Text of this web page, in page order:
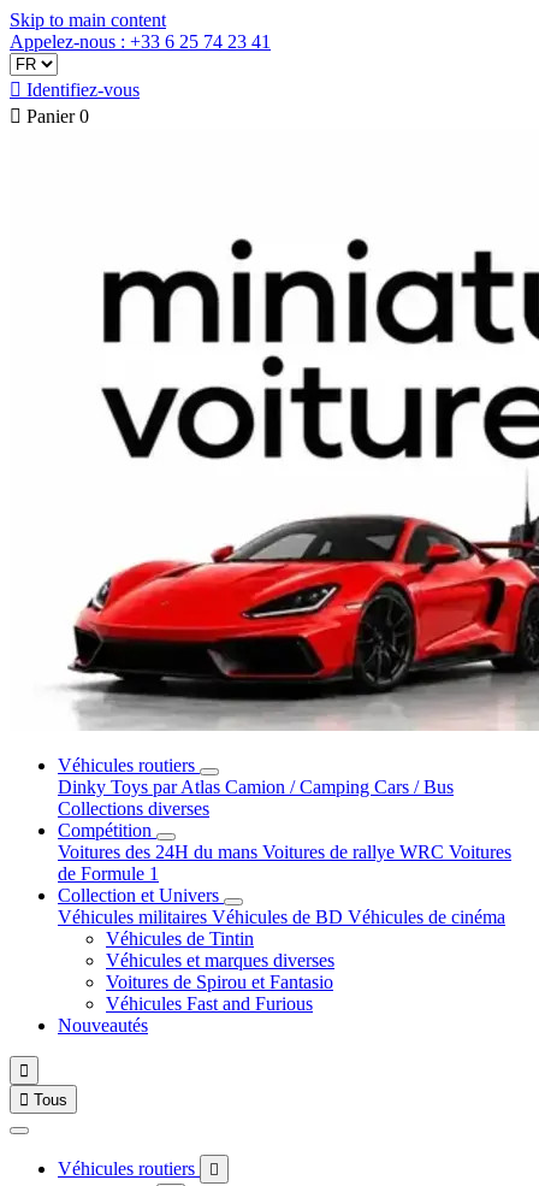
Skip to main content
Appelez-nous : +33 6 25 74 23 41
 Identifiez-vous
 Panier 0
Véhicules routiers
Dinky Toys par Atlas Camion / Camping Cars / Bus
Collections diverses
Compétition
Voitures des 24H du mans Voitures de rallye WRC Voitures
de Formule 1
Collection et Univers
Véhicules militaires Véhicules de BD Véhicules de cinéma
Véhicules de Tintin
Véhicules et marques diverses
Voitures de Spirou et Fantasio
Véhicules Fast and Furious
Nouveautés

 Tous
Véhicules routiers 